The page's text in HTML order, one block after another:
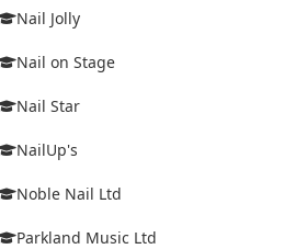
Nail Jolly
Nail on Stage
Nail Star
NailUp's
Noble Nail Ltd
Parkland Music Ltd